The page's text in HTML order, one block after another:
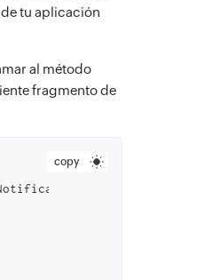
tu aplicación
al método
fragmento de
copy